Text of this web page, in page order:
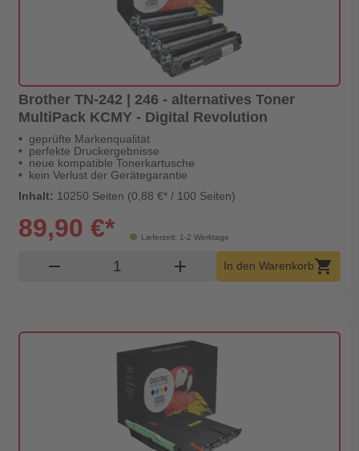
Brother TN-242 | 246 - alternatives Toner
MultiPack KCMY - Digital Revolution
geprüfte Markenqualität
perfekte Druckergebnisse
neue kompatible Tonerkartusche
kein Verlust der Gerätegarantie
Inhalt: 10250 Seiten (0,88 €* / 100 Seiten)
Lieferzeit: 1-2 Werktage
89,90 €*
remove Produkt Warenkorb Menge
add In den Warenkorbshopping_cart